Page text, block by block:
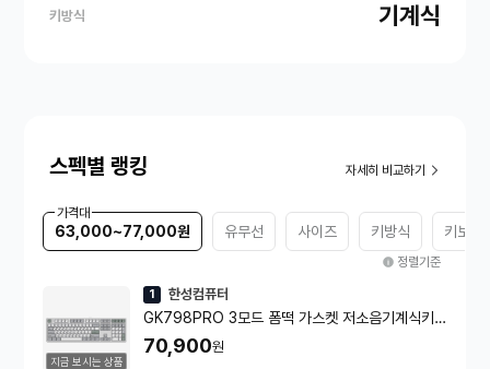
키방식 기계식
스펙별 랭킹 자세히 비교하기
가격대
63,000~77,000원 유무선 사이즈 키방식 키보드
정렬기준
지금 보시는 상품
1 한성컴퓨터
GK798PRO 3모드 폼떡 가스켓 저소음기계식키보
드 메탈화이트(KTT블루 포각 43g)
70,900원